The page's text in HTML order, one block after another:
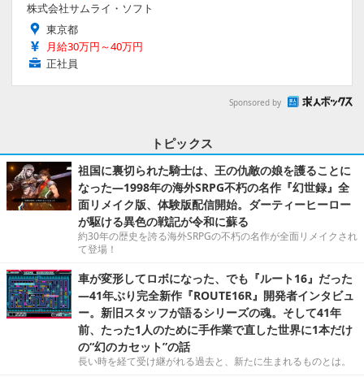
株式会社サムライ・ソフト
東京都
月給30万円～40万円
正社員
Sponsored by
トピックス
祖国に裏切られた騎士は、王の仇敵の娘を護ることに
なった―1998年の海外SRPG不朽の名作『幻世録』全
面リメイク版、体験版配信開始。ダーティーヒーロー
が駆ける異色の戦記が令和に蘇る
約30年の歴史を誇る海外SRPGの不朽の名作が全面リメイクされ
て登場！
車が変形してロボになった、でも『ルート16』だった
―41年ぶり完全新作『ROUTE16R』開発者インタビュ
ー。新旧スタッフが語るシリーズの魂。そして41年
前、たった1人のために手作業で直した世界に1本だけ
の“幻のカセット”の話
長い時を経て受け継がれる過去と、新たに生まれるものとは。